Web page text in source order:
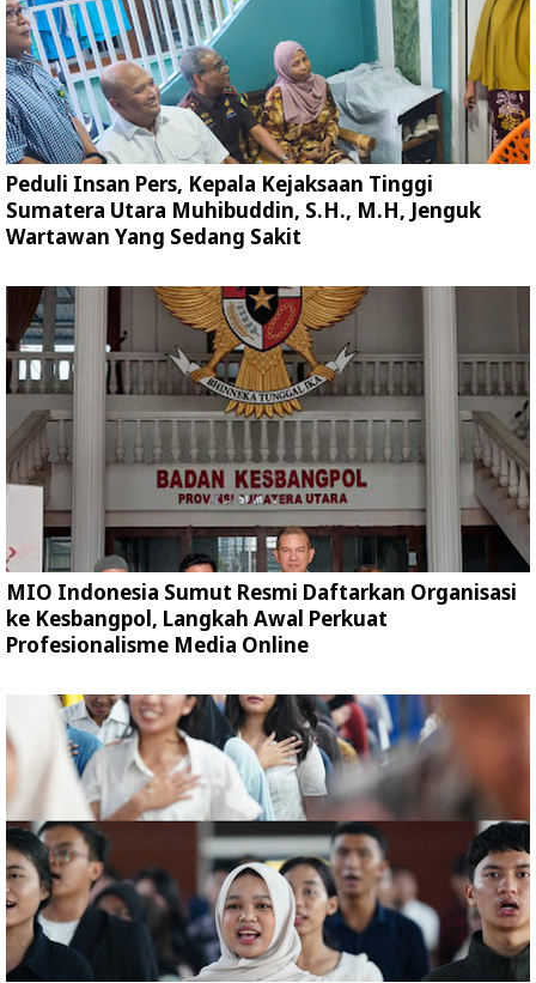
Peduli Insan Pers, Kepala Kejaksaan Tinggi
Sumatera Utara Muhibuddin, S.H., M.H, Jenguk
Wartawan Yang Sedang Sakit
MIO Indonesia Sumut Resmi Daftarkan Organisasi
ke Kesbangpol, Langkah Awal Perkuat
Profesionalisme Media Online